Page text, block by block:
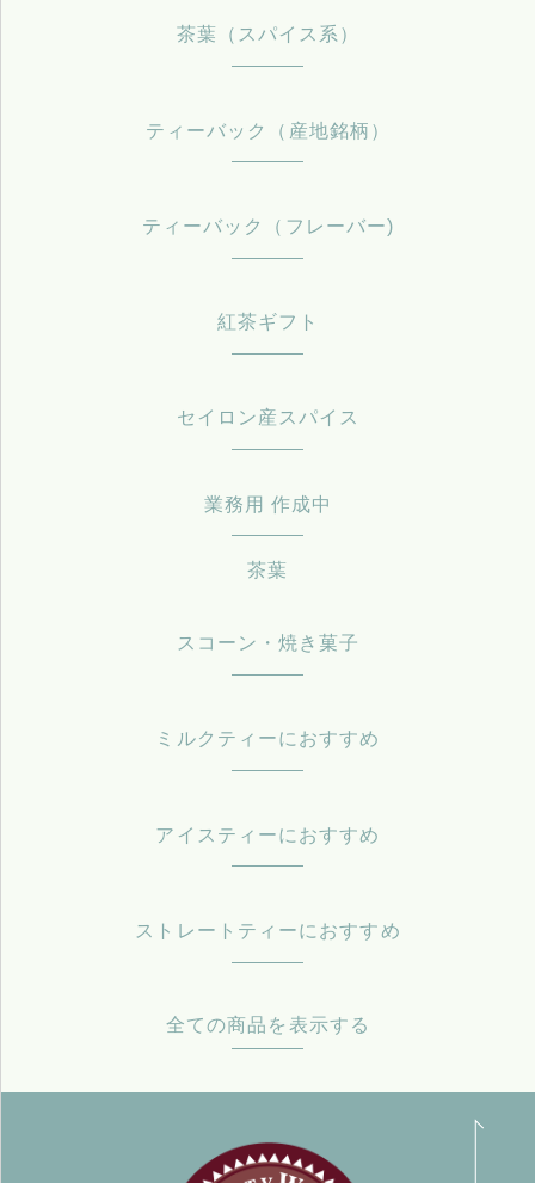
茶葉（スパイス系）
ティーバック（産地銘柄）
ティーバック（フレーバー)
紅茶ギフト
セイロン産スパイス
業務用 作成中
茶葉
スコーン・焼き菓子
ミルクティーにおすすめ
アイスティーにおすすめ
ストレートティーにおすすめ
全ての商品を表示する